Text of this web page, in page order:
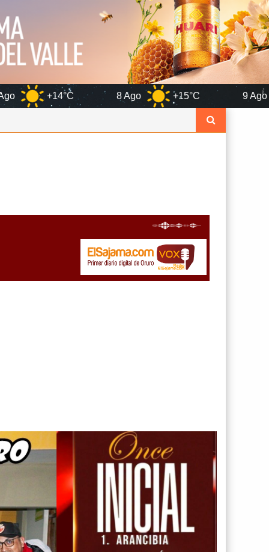
8 Ago +15°C 9 Ago +17°C